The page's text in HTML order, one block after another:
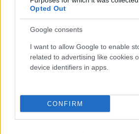
Opted Out
Google consents
I want to allow Google to enable
related to advertising like cookies
device identifiers in apps.
CONFIRM
Σένγκεν υπό πίεση: Τι
Ιταλίας για το